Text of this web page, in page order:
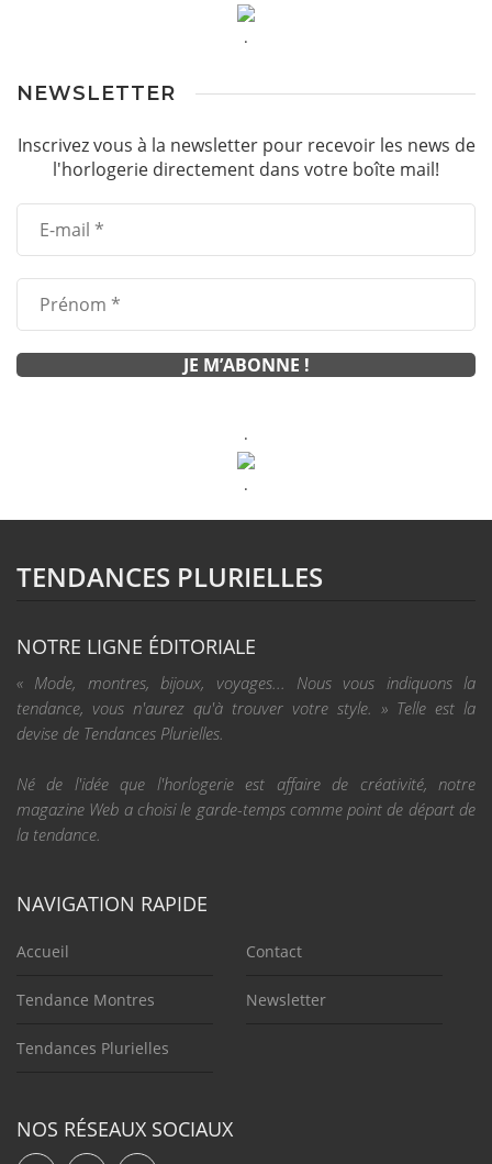
.
NEWSLETTER
Inscrivez vous à la newsletter pour recevoir les news de
l'horlogerie directement dans votre boîte mail!
.
.
TENDANCES PLURIELLES
NOTRE LIGNE ÉDITORIALE
« Mode, montres, bijoux, voyages... Nous vous indiquons la
tendance, vous n'aurez qu'à trouver votre style. » Telle est la
devise de Tendances Plurielles.
Né de l'idée que l'horlogerie est affaire de créativité, notre
magazine Web a choisi le garde-temps comme point de départ de
la tendance.
NAVIGATION RAPIDE
Accueil
Tendance Montres
Tendances Plurielles
Contact
Newsletter
NOS RÉSEAUX SOCIAUX